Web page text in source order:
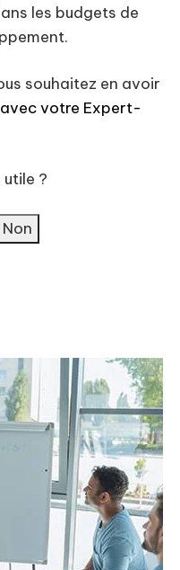
les budgets de
souhaitez en avoir
votre Expert-
?
Non